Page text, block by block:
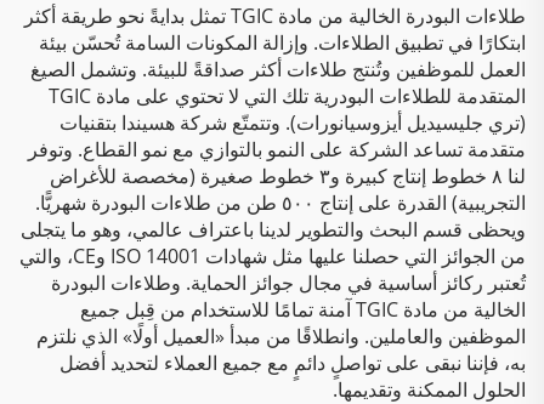
طلاءات البودرة الخالية من مادة TGIC تمثل بدايةً نحو طريقة أكثر
ابتكارًا في تطبيق الطلاءات. وإزالة المكونات السامة تُحسّن بيئة
العمل للموظفين وتُنتج طلاءات أكثر صداقةً للبيئة. وتشمل الصيغ
المتقدمة للطلاءات البودرية تلك التي لا تحتوي على مادة TGIC
(تري جليسيديل أيزوسيانورات). وتتمتّع شركة هسيندا بتقنيات
متقدمة تساعد الشركة على النمو بالتوازي مع نمو القطاع. وتوفر
لنا ٨ خطوط إنتاج كبيرة و٣ خطوط صغيرة (مخصصة للأغراض
التجريبية) القدرة على إنتاج ٥٠٠ طن من طلاءات البودرة شهريًّا.
ويحظى قسم البحث والتطوير لدينا باعتراف عالمي، وهو ما يتجلى
من الجوائز التي حصلنا عليها مثل شهادات ISO 14001 وCE، والتي
تُعتبر ركائز أساسية في مجال جوائز الحماية. وطلاءات البودرة
الخالية من مادة TGIC آمنة تمامًا للاستخدام من قِبل جميع
الموظفين والعاملين. وانطلاقًا من مبدأ «العميل أولًا» الذي نلتزم
به، فإننا نبقى على تواصلٍ دائمٍ مع جميع العملاء لتحديد أفضل
الحلول الممكنة وتقديمها.